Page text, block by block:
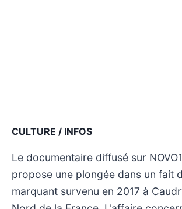
CULTURE / INFOS
Le documentaire diffusé sur
propose une plongée dans un fait
marquant survenu en 2017 à